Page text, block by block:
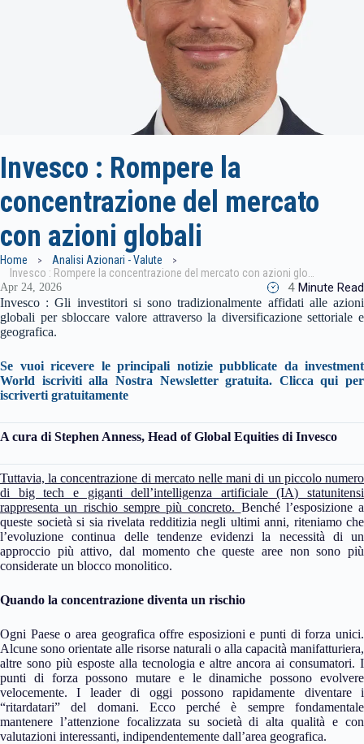
Invesco : Rompere la
concentrazione del mercato
con azioni globali
Home
Analisi Azionari - Valute
Apr 24, 2026 4 Minute Read
Invesco : Gli investitori si sono tradizionalmente affidati alle azioni
globali per sbloccare valore attraverso la diversificazione settoriale e
geografica.
Se vuoi ricevere le principali notizie pubblicate da investment
World iscriviti alla Nostra Newsletter gratuita. Clicca qui per
iscriverti gratuitamente
A cura di Stephen Anness, Head of Global Equities di Invesco
Tuttavia, la concentrazione di mercato nelle mani di un piccolo numero
di big tech e giganti dell’intelligenza artificiale (IA) statunitensi
rappresenta un rischio sempre più concreto. Benché l’esposizione a
queste società si sia rivelata redditizia negli ultimi anni, riteniamo che
l’evoluzione continua delle tendenze evidenzi la necessità di un
approccio più attivo, dal momento che queste aree non sono più
considerate un blocco monolitico.
Quando la concentrazione diventa un rischio
Ogni Paese o area geografica offre esposizioni e punti di forza unici.
Alcune sono orientate alle risorse naturali o alla capacità manifatturiera,
altre sono più esposte alla tecnologia e altre ancora ai consumatori. I
punti di forza possono mutare e le dinamiche possono evolvere
velocemente. I leader di oggi possono rapidamente diventare i
“ritardatari” del domani. Ecco perché è sempre fondamentale
mantenere l’attenzione focalizzata su società di alta qualità e con
valutazioni interessanti, indipendentemente dall’area geografica.